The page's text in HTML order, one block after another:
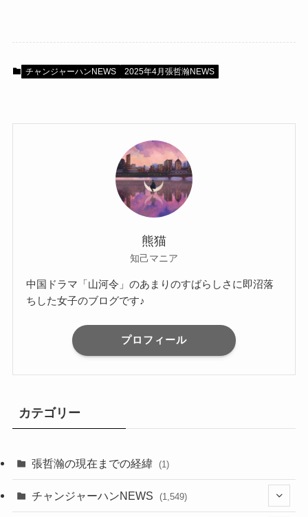
チャンジャーハンNEWS 2025年4月張哲瀚NEWS
熊猫
知己マニア
中国ドラマ「山河令」のあまりのすばらしさに即沼落
ちした女子のブログです♪
プロフィール
カテゴリー
張哲瀚の現在までの経緯 (1)
チャンジャーハンNEWS (1,549)